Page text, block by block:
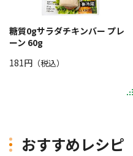
糖質0gサラダチキンバー プレ
ーン 60g
181円 （税込）
おすすめレシピ